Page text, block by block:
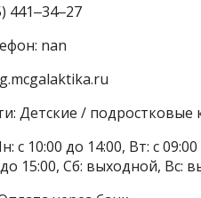
441‒34‒27
nan
Детские / подростковые
с 10:00 до 14:00, Вт: с
до 15:00, Сб: выходной, Вс: